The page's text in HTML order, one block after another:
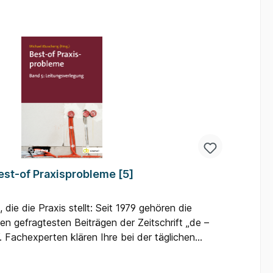
zentralen Vorschriften, Gesetze, Regeln und
Die neue VDE-AR-N 4100-
neue VDE 0100-600- Erdungsanlagen-
Sicht einer verantwortlichen Elektrofachkraft-
Prüfen von Stromerzeugern für mobile
of Praxisprobleme [5]
die Praxis stellt: Seit 1979 gehören die
gefragtesten Beiträgen der Zeitschrift „de –
Fachexperten klären Ihre bei der täglichen